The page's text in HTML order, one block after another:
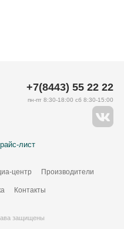
лист
центр Производители
Контакты
+7(8443) 55 22 22
пн-пт 8:30-18:00 сб 8:30-15:00
защищены